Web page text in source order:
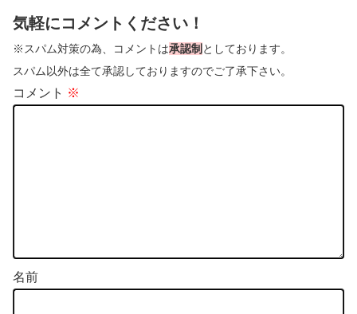
気軽にコメントください！
※スパム対策の為、コメントは承認制 としております。
スパム以外は全て承認しておりますのでご了承下さい。
コメント ※
名前